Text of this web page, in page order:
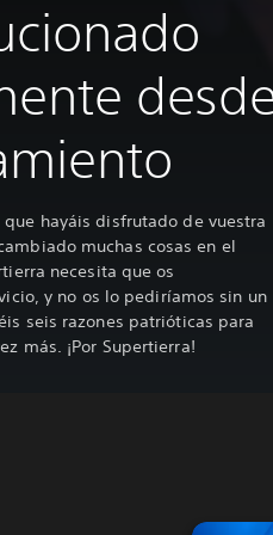
hayáis disfrutado de vuestra
muchas cosas en el
necesita que os
y no os lo pediríamos sin un
seis razones patrióticas para
más. ¡Por Supertierra!